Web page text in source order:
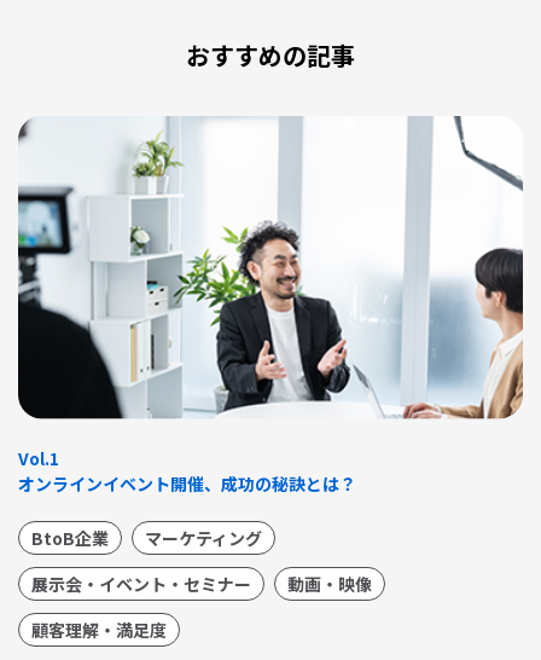
おすすめの記事
Vol.1
オンラインイベント開催、成功の秘訣とは？
BtoB企業
マーケティング
展示会・イベント・セミナー
動画・映像
顧客理解・満足度